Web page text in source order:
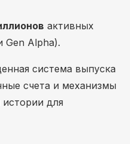
активных
Gen Alpha).
система выпуска
счета и механизмы
для